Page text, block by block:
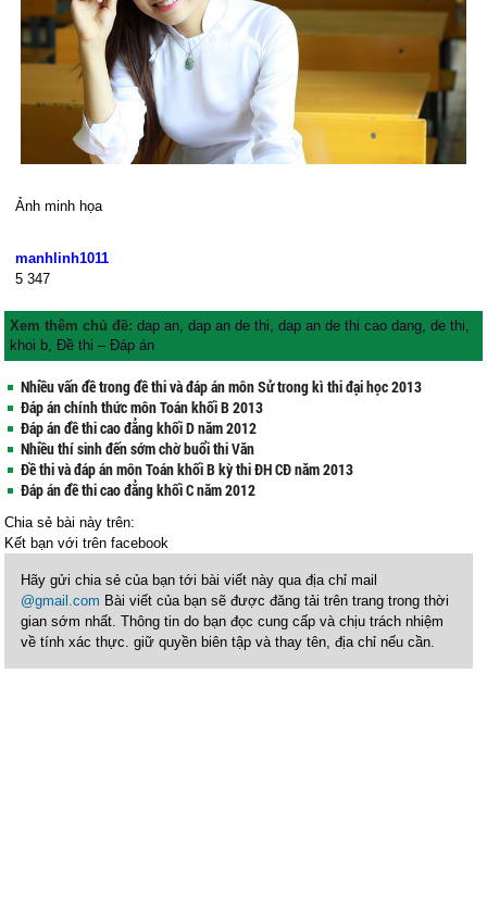
Ảnh minh họa
manhlinh1011
5 347
Xem thêm chủ đề:dap an ,dap an de thi ,dap an de thi cao dang ,de thi
khoi b ,Đề thi – Đáp án
Nhiều vấn đề trong đề thi và đáp án môn Sử trong kì thi đại học 2013
Đáp án chính thức môn Toán khối B 2013
Đáp án đề thi cao đẳng khối D năm 2012
Nhiều thí sinh đến sớm chờ buổi thi Văn
Đề thi và đáp án môn Toán khối B kỳ thi ĐH CĐ năm 2013
Đáp án đề thi cao đẳng khối C năm 2012
Chia sẻ bài này trên:
Kết bạn vớitrên facebook
Hãy gửi chia sẻ của bạn tới bài viết này qua địa chỉ mail
@gmail.com Bài viết của bạn sẽ được đăng tải trên trang trong thời
gian sớm nhất. Thông tin do bạn đọc cung cấp và chịu trách nhiệm
về tính xác thực. giữ quyền biên tập và thay tên, địa chỉ nếu cần.